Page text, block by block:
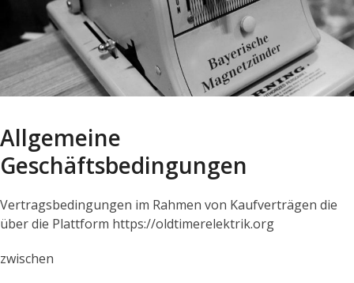
Allgemeine
Geschäftsbedingungen
Vertragsbedingungen im Rahmen von Kaufverträgen die
über die Plattform https://oldtimerelektrik.org
zwischen